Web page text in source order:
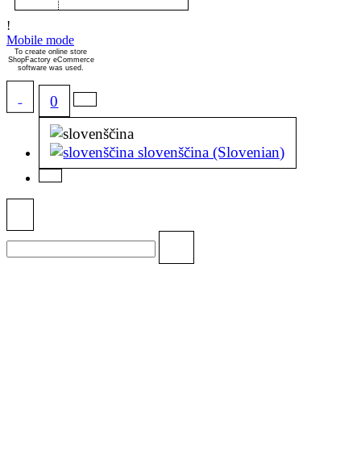
!
Mobile mode
To create online store
ShopFactory eCommerce
software was used.
0
slovenščina (Slovenian)